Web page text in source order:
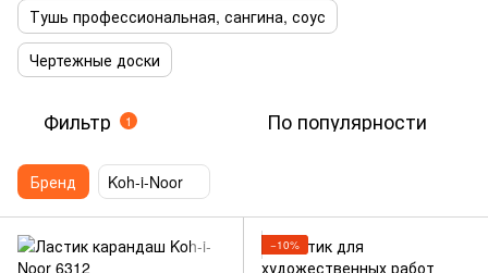
Тушь профессиональная, сангина, соус
Чертежные доски
Фильтр 1 По популярности
Бренд Koh-i-Noor
−10%